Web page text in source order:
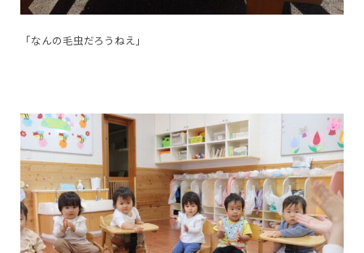
「なんの毛虫だろうねえ」